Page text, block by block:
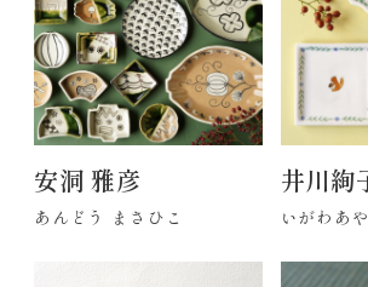
安洞 雅彦
あんどう まさひこ
井川絢
いがわあ